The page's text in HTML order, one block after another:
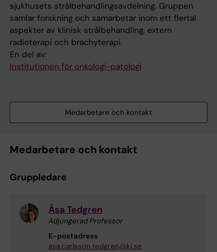
sjukhusets strålbehandlingsavdelning. Gruppen
samlar forskning och samarbetar inom ett flertal
aspekter av klinisk strålbehandling, extern
radioterapi och brachyterapi.
En del av:
Institutionen för onkologi-patologi
Medarbetare och kontakt
Medarbetare och kontakt
Gruppledare
Åsa Tedgren
Adjungerad Professor
E-postadress
asa.carlsson.tedgren@ki.se